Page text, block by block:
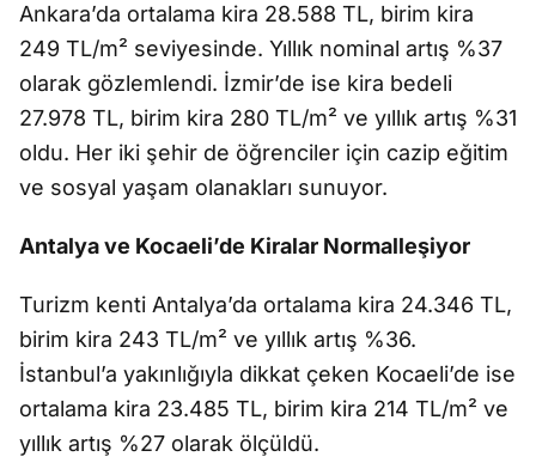
Ankara’da ortalama kira 28.588 TL, birim kira
249 TL/m² seviyesinde. Yıllık nominal artış %37
olarak gözlemlendi. İzmir’de ise kira bedeli
27.978 TL, birim kira 280 TL/m² ve yıllık artış %31
oldu. Her iki şehir de öğrenciler için cazip eğitim
ve sosyal yaşam olanakları sunuyor.
Antalya ve Kocaeli’de Kiralar Normalleşiyor
Turizm kenti Antalya’da ortalama kira 24.346 TL,
birim kira 243 TL/m² ve yıllık artış %36.
İstanbul’a yakınlığıyla dikkat çeken Kocaeli’de ise
ortalama kira 23.485 TL, birim kira 214 TL/m² ve
yıllık artış %27 olarak ölçüldü.